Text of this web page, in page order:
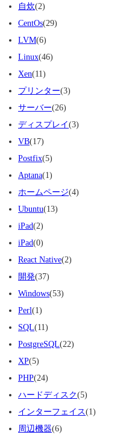
自炊(2)
CentOs(29)
LVM(6)
Linux(46)
Xen(11)
プリンター(3)
サーバー(26)
ディスプレイ(3)
VB(17)
Postfix(5)
Aptana(1)
ホームページ(4)
Ubuntu(13)
iPad(2)
iPad(0)
React Native(2)
開発(37)
Windows(53)
Perl(1)
SQL(11)
PostgreSQL(22)
XP(5)
PHP(24)
ハードディスク(5)
インターフェイス(1)
周辺機器(6)